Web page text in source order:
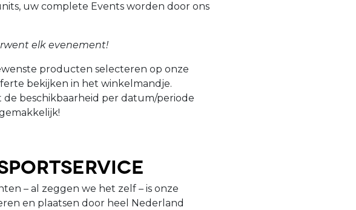
uw complete Events worden door ons
elk evenement!
producten selecteren op onze
bekijken in het winkelmandje.
beschikbaarheid per datum/periode
– al zeggen we het zelf – is onze
en plaatsen door heel Nederland